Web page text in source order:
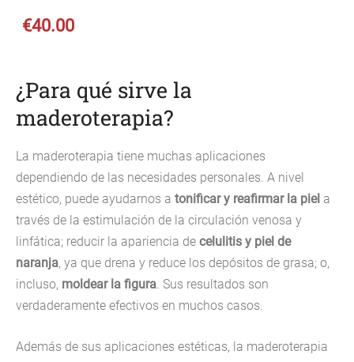
€40.00
¿Para qué sirve la
maderoterapia?
La maderoterapia tiene muchas aplicaciones
dependiendo de las necesidades personales. A nivel
estético, puede ayudarnos a tonificar y reafirmar la piel a
través de la estimulación de la circulación venosa y
linfática; reducir la apariencia de celulitis y piel de
naranja, ya que drena y reduce los depósitos de grasa; o,
incluso, moldear la figura . Sus resultados son
verdaderamente efectivos en muchos casos.
Además de sus aplicaciones estéticas, la maderoterapia